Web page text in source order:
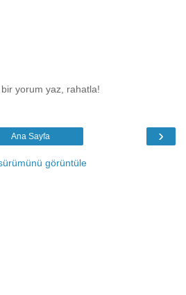
bir yorum yaz, rahatla!
›
Ana Sayfa
görüntüle